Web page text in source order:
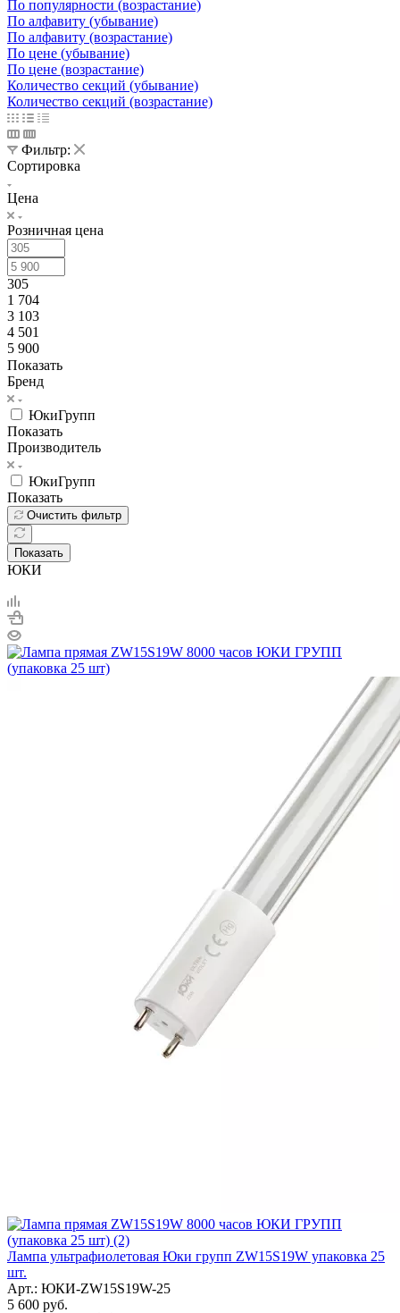
По популярности (возрастание)
По алфавиту (убывание)
По алфавиту (возрастание)
По цене (убывание)
По цене (возрастание)
Количество секций (убывание)
Количество секций (возрастание)
Фильтр:
Сортировка
Цена
Розничная цена
305
1 704
3 103
4 501
5 900
Показать
Бренд
ЮкиГрупп
Показать
Производитель
ЮкиГрупп
Показать
Очистить фильтр
Показать
ЮКИ
Лампа ультрафиолетовая Юки групп ZW15S19W упаковка 25
шт.
Арт.: ЮКИ-ZW15S19W-25
5 600 руб.